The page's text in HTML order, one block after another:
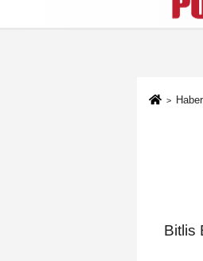
Künye
Bitlis